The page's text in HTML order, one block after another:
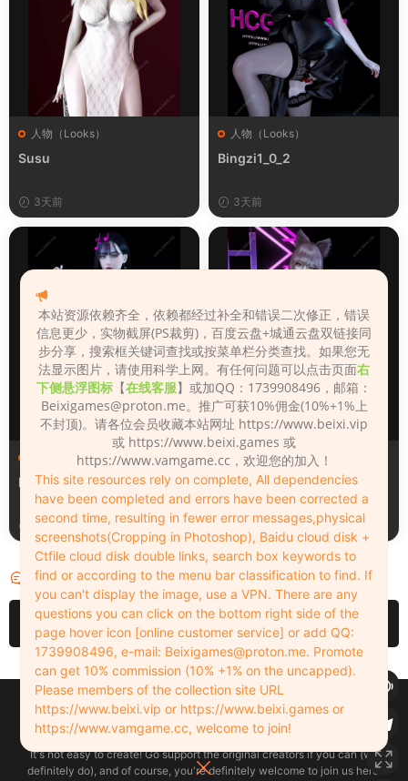
人物（Looks）
Susu
3天前
人物（Looks）
Bingzi1_0_2
3天前
人物（Looks）
Monica_2_2_2
3天前
人物（Looks）
Lizhen2025
4天前
评论 0
请先登录
Copyleft © 2022-2026 beixi.vip - All Rights Freedom！
创作不易！有能力的同学可以去支持一下原创作者（我们绝对支持），当然
了，您加入这里我们也绝对欢迎！
It's not easy to create! Go support the original creators if you can (we
definitely do), and of course, you're definitely welcome to join us here!
本站资源依赖齐全，依赖都经过补全和错误二次修正，错误
信息更少，实物截屏(PS裁剪)，百度云盘+城通云盘双链接同
步分享，搜索框关键词查找或按菜单栏分类查找。如果您无
法显示图片，请使用科学上网。有任何问题可以点击页面右
下侧悬浮图标 【在线客服】或加QQ：1739908496，邮箱：
Beixigames@proton.me。推广可获10%佣金(10%+1%上
不封顶)。请各位会员收藏本站网址 https://www.beixi.vip
或 https://www.beixi.games 或
https://www.vamgame.cc，欢迎您的加入！
This site resources rely on complete, All dependencies
have been completed and errors have been corrected a
second time, resulting in fewer error messages,physical
screenshots(Cropping in Photoshop), Baidu cloud disk +
Ctfile cloud disk double links, search box keywords to
find or according to the menu bar classification to find. If
you can't display the image, use a VPN. There are any
questions you can click on the bottom right side of the
page hover icon [online customer service] or add QQ:
1739908496, e-mail: Beixigames@proton.me. Promote
can get 10% commission (10% +1% on the uncapped).
Please members of the collection site URL
https://www.beixi.vip or https://www.beixi.games or
https://www.vamgame.cc, welcome to join!